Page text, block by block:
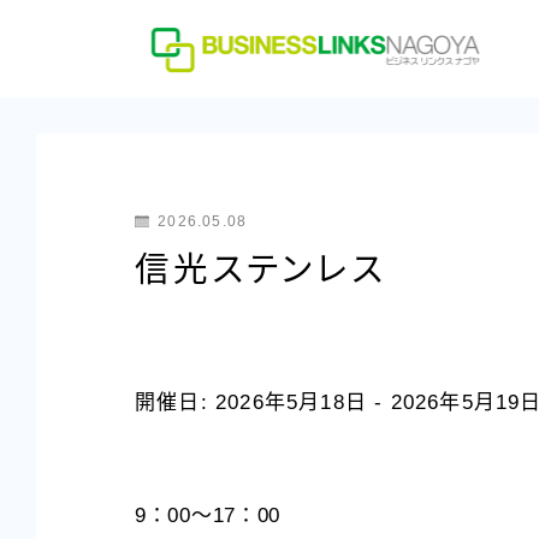
2026.05.08
信光ステンレス
開催日: 2026年5月18日 - 2026年5月19日
9：00～17：00